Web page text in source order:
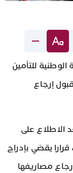
للتأمين
إرجاع
الاطلاع على
قرارا يقضي بإدراج
مصاريفها